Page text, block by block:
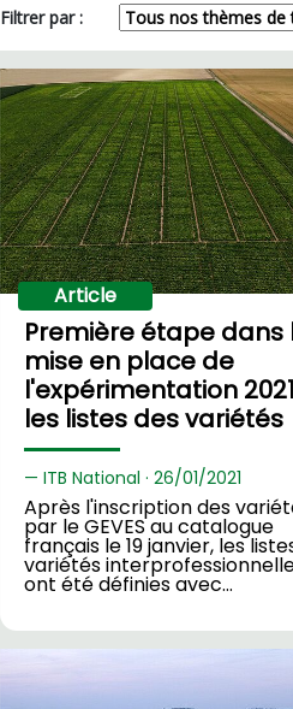
Filtrer par :
Article
Première étape dans
mise en place de
l'expérimentation
les listes des variétés
ITB National · 26/01/2021
Après l'inscription des
par le GEVES au catalogue
français le 19 janvier, les
variétés
ont été définies avec…